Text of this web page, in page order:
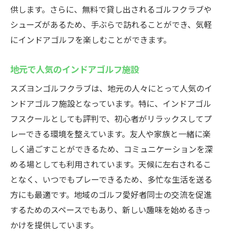
仕事後のリフレッシュに最適
夜間営業の利便性を活かす
短時間でも効果的な練習メニュー
仕事仲間と一緒に楽しむ方法
効率的な時間管理でゴルフを楽しむ
地域のゴルフ愛好者必見高崎市鞘町のスズヨン
ゴルフクラブで技術向上を目指す
地域密着型のゴルフクラブとしての魅力
ゴルフ愛好者同士の交流の場
地元でスキルアップを目指す理由
競技会やイベント情報
地域コミュニティとの連携
地域でのゴルフの普及活動
供します。さらに、無料で貸し出されるゴルフクラブや
シューズがあるため、手ぶらで訪れることができ、気軽
にインドアゴルフを楽しむことができます。
地元で人気のインドアゴルフ施設
スズヨンゴルフクラブは、地元の人々にとって人気のイ
ンドアゴルフ施設となっています。特に、インドアゴル
フスクールとしても評判で、初心者がリラックスしてプ
レーできる環境を整えています。友人や家族と一緒に楽
しく過ごすことができるため、コミュニケーションを深
める場としても利用されています。天候に左右されるこ
となく、いつでもプレーできるため、多忙な生活を送る
方にも最適です。地域のゴルフ愛好者同士の交流を促進
するためのスペースでもあり、新しい趣味を始めるきっ
かけを提供しています。